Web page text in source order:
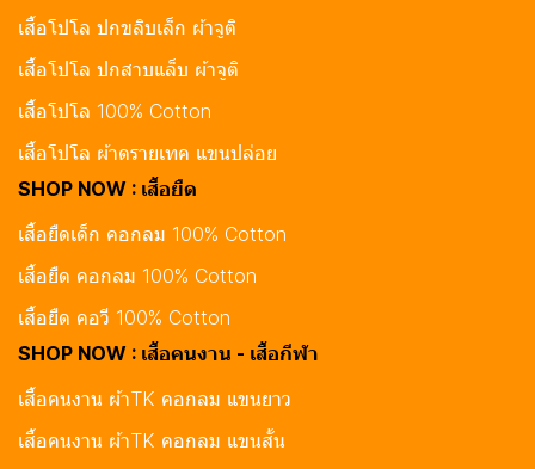
เสื้อโปโล ปกขลิบเล็ก ผ้าจูติ
เสื้อโปโล ปกสาบแล็บ ผ้าจูติ
เสื้อโปโล 100% Cotton
เสื้อโปโล ผ้าดรายเทค แขนปล่อย
SHOP NOW : เสื้อยืด
เสื้อยืดเด็ก คอกลม 100% Cotton
เสื้อยืด คอกลม 100% Cotton
เสื้อยืด คอวี 100% Cotton
SHOP NOW : เสื้อคนงาน - เสื้อกีฬา
เสื้อคนงาน ผ้าTK คอกลม แขนยาว
เสื้อคนงาน ผ้าTK คอกลม แขนสั้น